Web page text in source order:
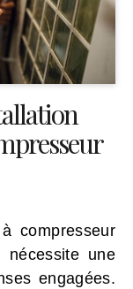
à compresseur
nécessite une
engagées.